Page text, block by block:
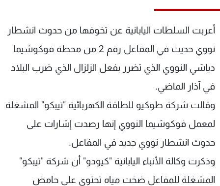
أعربت السلطات اليابانية عن تخوفها من حدوث انشطار
نووي حديث في المفاعل رقم 2 من محطة فوكوشيما
دياشي النووي الذي تضرر بفعل الزلزال الذي ضرب البلاد
في آذار الماضي.
وقالت شركة طوكيو للطاقة الكهربائية "تيبكو" المشغلة
لمعمل فوكوشيما النووي إنها رصدت إشارات على
حدوث انشطار نووي جديد في المفاعل.
وذكرت وكالة الأنباء اليابانية "كيودو" أن شركة "تيبكو"
المشغلة للمفاعل ضخت مياه تحتوي على حامض
شاهد البرامج
الترددات
عن MTV
الإنـتـاج
لاعلاناتكم
وظائف
تواصل معنا